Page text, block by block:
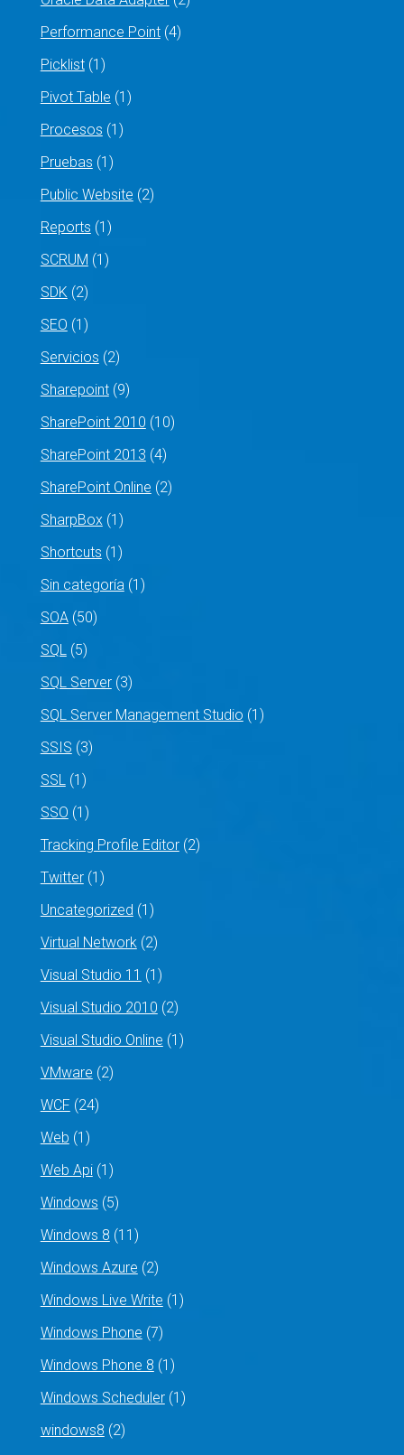
Performance Point(4)
Picklist(1)
Pivot Table (1)
Procesos (1)
Pruebas (1)
Public Website (2)
Reports (1)
SCRUM (1)
SDK (2)
SEO (1)
Servicios (2)
Sharepoint(9)
SharePoint 2010 (10)
SharePoint 2013 (4)
SharePoint Online (2)
SharpBox (1)
Shortcuts (1)
Sin categoría (1)
SOA(50)
SQL (5)
SQL Server(3)
SQL Server Management Studio (1)
SSIS (3)
SSL (1)
SSO (1)
Tracking Profile Editor(2)
Twitter(1)
Uncategorized (1)
Virtual Network (2)
Visual Studio 11 (1)
Visual Studio 2010 (2)
Visual Studio Online (1)
VMware (2)
WCF (24)
Web (1)
Web Api(1)
Windows (5)
Windows 8 (11)
Windows Azure (2)
Windows Live Write (1)
Windows Phone (7)
Windows Phone 8 (1)
Windows Scheduler(1)
windows8 (2)